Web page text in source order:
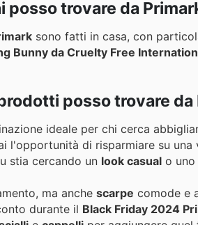
posso trovare da
sono fatti in casa, con
Bunny da Cruelty Free
posso trovare da
ideale per chi cerca
l'opportunità di risparmiare su
stia cercando un look casual o
ma anche scarpe comode e
durante il Black Friday 2024